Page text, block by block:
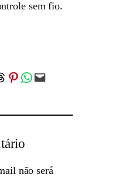
sem fio.
on Threads
Share on Pinterest
Share on WhatsApp
Email this Page
não será